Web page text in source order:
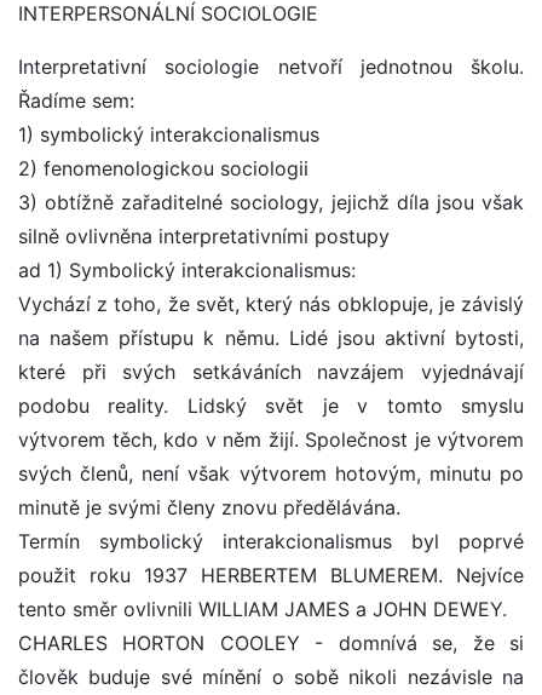
INTERPERSONÁLNÍ SOCIOLOGIE
Interpretativní sociologie netvoří jednotnou školu.
Řadíme sem:
1) symbolický interakcionalismus
2) fenomenologickou sociologii
3) obtížně zařaditelné sociology, jejichž díla jsou však
silně ovlivněna interpretativními postupy
ad 1) Symbolický interakcionalismus:
Vychází z toho, že svět, který nás obklopuje, je závislý
na našem přístupu k němu. Lidé jsou aktivní bytosti,
které při svých setkáváních navzájem vyjednávají
podobu reality. Lidský svět je v tomto smyslu
výtvorem těch, kdo v něm žijí. Společnost je výtvorem
svých členů, není však výtvorem hotovým, minutu po
minutě je svými členy znovu předělávána.
Termín symbolický interakcionalismus byl poprvé
použit roku 1937 HERBERTEM BLUMEREM. Nejvíce
tento směr ovlivnili WILLIAM JAMES a JOHN DEWEY.
CHARLES HORTON COOLEY - domnívá se, že si
člověk buduje své mínění o sobě nikoli nezávisle na